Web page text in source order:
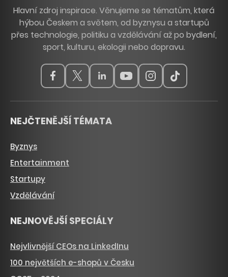
Hlavní zdroj inspirace. Věnujeme se tématům, která
hýbou Českem a světem, od byznysu a startupů
přes technologie, politiku a vzdělávání až po bydlení,
sport, kulturu, ekologii nebo dopravu.
NEJČTENĚJŠÍ TÉMATA
Byznys
Entertainment
Startupy
Vzdělávání
NEJNOVĚJŠÍ SPECIÁLY
Nejvlivnější CEOs na LinkedInu
100 největších e-shopů v Česku